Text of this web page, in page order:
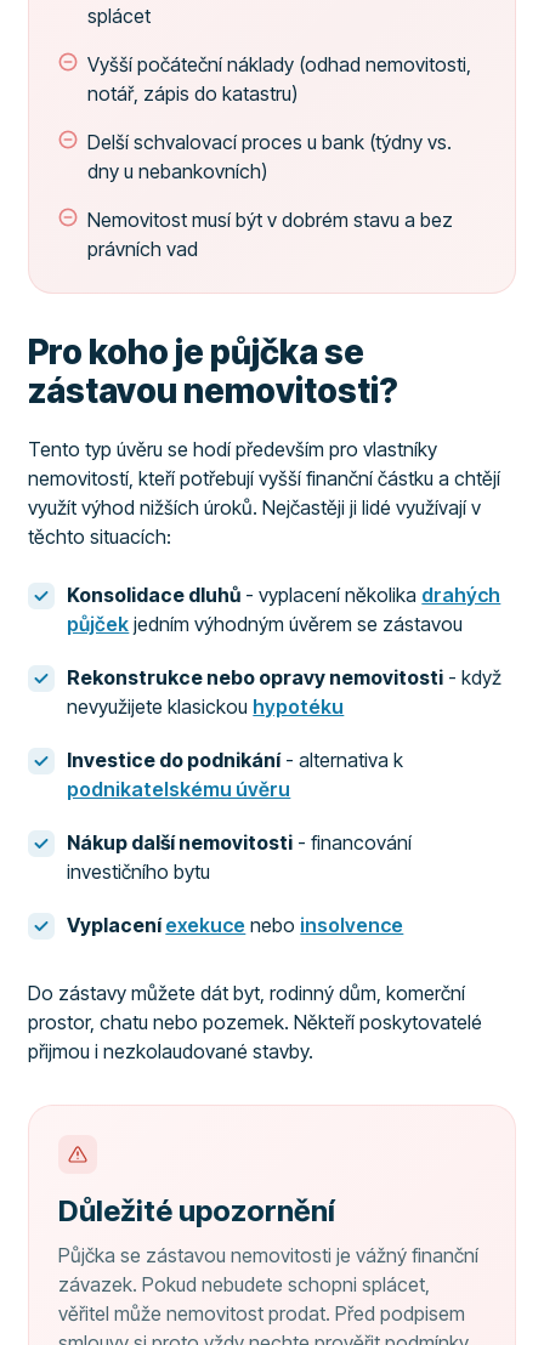
splácet
Vyšší počáteční náklady (odhad nemovitosti,
notář, zápis do katastru)
Delší schvalovací proces u bank (týdny vs.
dny u nebankovních)
Nemovitost musí být v dobrém stavu a bez
právních vad
Pro koho je půjčka se
zástavou nemovitosti?
Tento typ úvěru se hodí především pro vlastníky
nemovitostí, kteří potřebují vyšší finanční částku a chtějí
využít výhod nižších úroků. Nejčastěji ji lidé využívají v
těchto situacích:
Konsolidace dluhů - vyplacení několika drahých
půjček jedním výhodným úvěrem se zástavou
Rekonstrukce nebo opravy nemovitosti - když
nevyužijete klasickou hypotéku
Investice do podnikání- alternativa k
podnikatelskému úvěru
Nákup další nemovitosti - financování
investičního bytu
Vyplaceníexekuce nebo insolvence
Do zástavy můžete dát byt, rodinný dům, komerční
prostor, chatu nebo pozemek. Někteří poskytovatelé
přijmou i nezkolaudované stavby.
Důležité upozornění
Půjčka se zástavou nemovitosti je vážný finanční
závazek. Pokud nebudete schopni splácet,
věřitel může nemovitost prodat. Před podpisem